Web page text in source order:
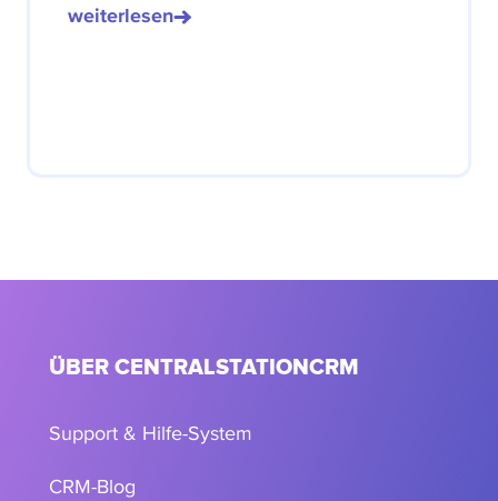
weiterlesen
ÜBER CENTRALSTATIONCRM
Support & Hilfe-System
CRM-Blog